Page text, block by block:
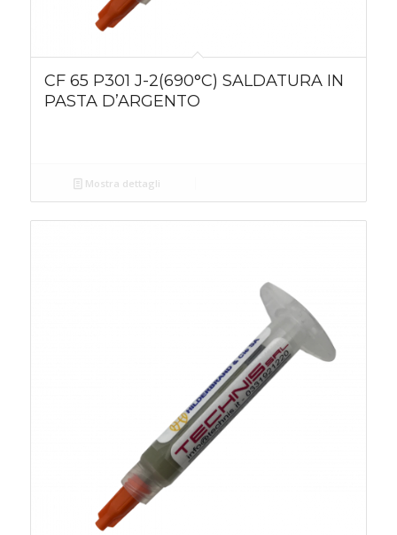
CF 65 P301 J-2(690°C) SALDATURA IN
PASTA D’ARGENTO
Mostra dettagli